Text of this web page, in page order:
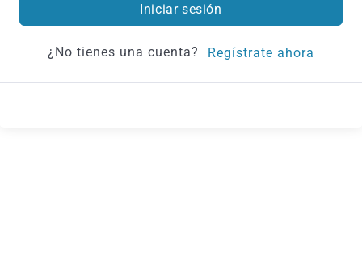
Iniciar sesión
¿No tienes una cuenta? Regístrate ahora